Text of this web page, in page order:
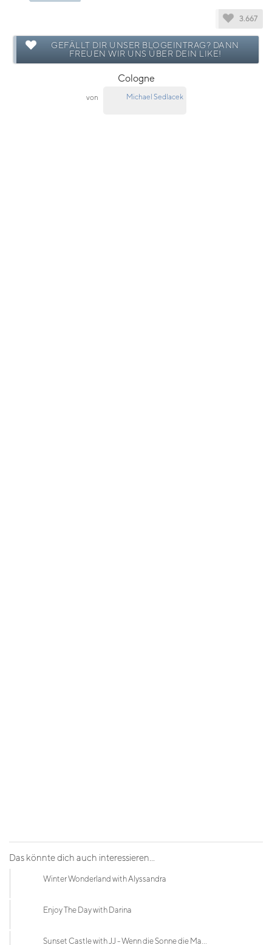
3.667
GEFÄLLT DIR UNSER BLOGEINTRAG? DANN
FREUEN WIR UNS ÜBER DEIN LIKE!
Cologne
von Michael Sedlacek
Das könnte dich auch interessieren...
Winter Wonderland with Alyssandra
Enjoy The Day with Darina
Sunset Castle with JJ - Wenn die Sonne die Ma...